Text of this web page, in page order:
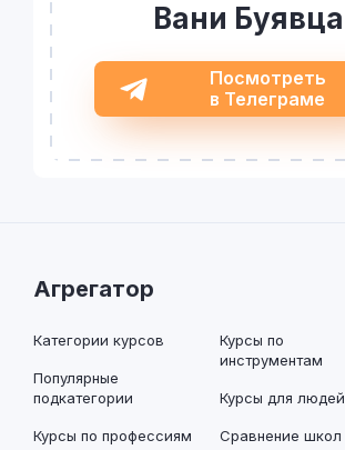
Вани Буявца
Посмотреть
в Телеграме
Агрегатор
Категории курсов
Популярные
подкатегории
Курсы по профессиям
Курсы по
инструментам
Курсы для людей
Сравнение школ